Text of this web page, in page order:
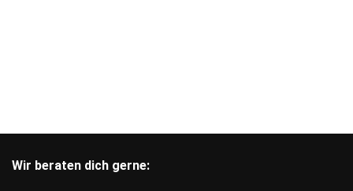
Wir beraten dich gerne: